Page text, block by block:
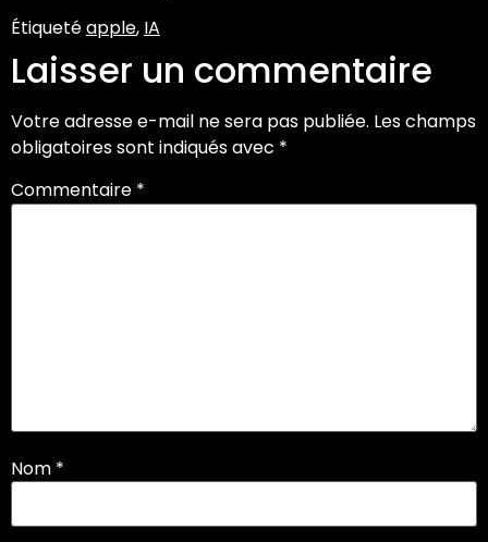
Étiquetéapple, IA
Laisser un commentaire
Votre adresse e-mail ne sera pas publiée. Les champs
obligatoires sont indiqués avec *
Commentaire *
Nom *